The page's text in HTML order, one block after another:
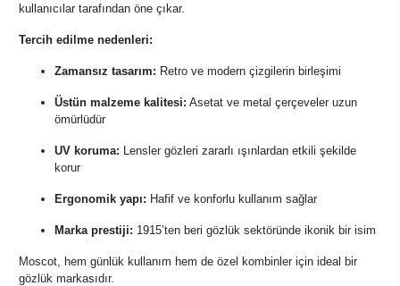
kullanıcılar tarafından öne çıkar.
Tercih edilme nedenleri:
Zamansız tasarım: Retro ve modern çizgilerin birleşimi
Üstün malzeme kalitesi: Asetat ve metal çerçeveler uzun
ömürlüdür
UV koruma: Lensler gözleri zararlı ışınlardan etkili şekilde
korur
Ergonomik yapı: Hafif ve konforlu kullanım sağlar
Marka prestiji: 1915’ten beri gözlük sektöründe ikonik bir isim
Moscot, hem günlük kullanım hem de özel kombinler için ideal bir
gözlük markasıdır.